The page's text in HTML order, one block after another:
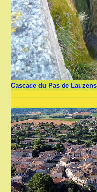
Cascade du Pas de Lauzens